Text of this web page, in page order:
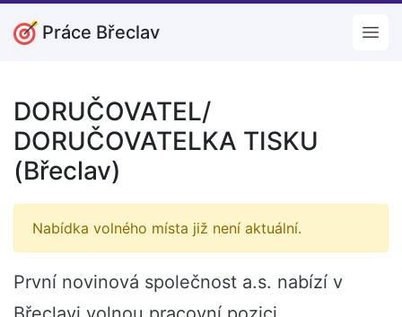
Práce Břeclav
DORUČOVATEL/
DORUČOVATELKA TISKU
(Břeclav)
Nabídka volného místa již není aktuální.
První novinová společnost a.s. nabízí v